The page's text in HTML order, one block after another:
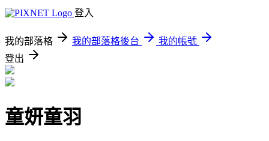
登入
我的部落格 我的部落格後台
我的帳號
登出
童妍童羽